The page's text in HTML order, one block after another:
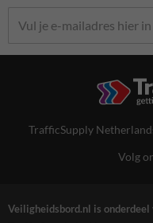
TrafficSupply
Volg
Veiligheidsbord.nl is